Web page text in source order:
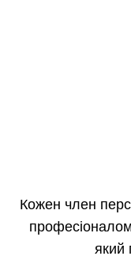
Кожен член
який